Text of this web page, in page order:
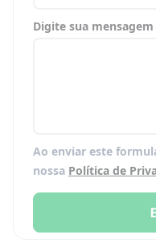
Digite sua mensagem
Ao enviar este
nossa Política de